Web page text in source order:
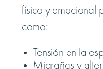
físico y emocional
como:
Tensión en la
Migrañas y